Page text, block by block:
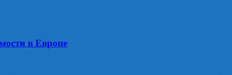
в Европе